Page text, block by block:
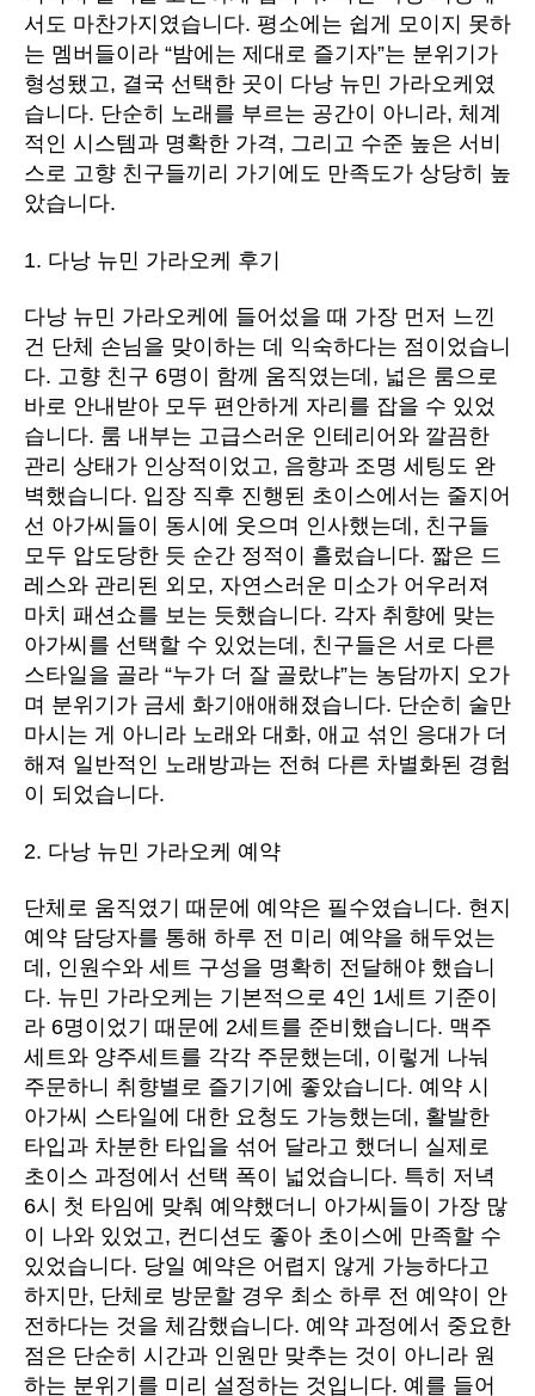
서도 마찬가지였습니다. 평소에는 쉽게 모이지 못하
는 멤버들이라 “밤에는 제대로 즐기자”는 분위기가
형성됐고, 결국 선택한 곳이 다낭 뉴민 가라오케였
습니다. 단순히 노래를 부르는 공간이 아니라, 체계
적인 시스템과 명확한 가격, 그리고 수준 높은 서비
스로 고향 친구들끼리 가기에도 만족도가 상당히 높
았습니다.
1. 다낭 뉴민 가라오케 후기
다낭 뉴민 가라오케에 들어섰을 때 가장 먼저 느낀
건 단체 손님을 맞이하는 데 익숙하다는 점이었습니
다. 고향 친구 6명이 함께 움직였는데, 넓은 룸으로
바로 안내받아 모두 편안하게 자리를 잡을 수 있었
습니다. 룸 내부는 고급스러운 인테리어와 깔끔한
관리 상태가 인상적이었고, 음향과 조명 세팅도 완
벽했습니다. 입장 직후 진행된 초이스에서는 줄지어
선 아가씨들이 동시에 웃으며 인사했는데, 친구들
모두 압도당한 듯 순간 정적이 흘렀습니다. 짧은 드
레스와 관리된 외모, 자연스러운 미소가 어우러져
마치 패션쇼를 보는 듯했습니다. 각자 취향에 맞는
아가씨를 선택할 수 있었는데, 친구들은 서로 다른
스타일을 골라 “누가 더 잘 골랐냐”는 농담까지 오가
며 분위기가 금세 화기애애해졌습니다. 단순히 술만
마시는 게 아니라 노래와 대화, 애교 섞인 응대가 더
해져 일반적인 노래방과는 전혀 다른 차별화된 경험
이 되었습니다.
2. 다낭 뉴민 가라오케 예약
단체로 움직였기 때문에 예약은 필수였습니다. 현지
예약 담당자를 통해 하루 전 미리 예약을 해두었는
데, 인원수와 세트 구성을 명확히 전달해야 했습니
다. 뉴민 가라오케는 기본적으로 4인 1세트 기준이
라 6명이었기 때문에 2세트를 준비했습니다. 맥주
세트와 양주세트를 각각 주문했는데, 이렇게 나눠
주문하니 취향별로 즐기기에 좋았습니다. 예약 시
아가씨 스타일에 대한 요청도 가능했는데, 활발한
타입과 차분한 타입을 섞어 달라고 했더니 실제로
초이스 과정에서 선택 폭이 넓었습니다. 특히 저녁
6시 첫 타임에 맞춰 예약했더니 아가씨들이 가장 많
이 나와 있었고, 컨디션도 좋아 초이스에 만족할 수
있었습니다. 당일 예약은 어렵지 않게 가능하다고
하지만, 단체로 방문할 경우 최소 하루 전 예약이 안
전하다는 것을 체감했습니다. 예약 과정에서 중요한
점은 단순히 시간과 인원만 맞추는 것이 아니라 원
하는 분위기를 미리 설정하는 것입니다. 예를 들어